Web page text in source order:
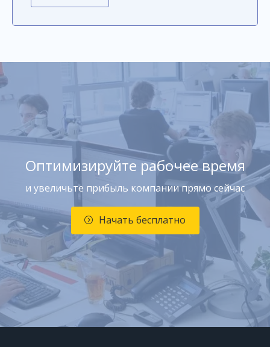
Оптимизируйте рабочее время
и увеличьте прибыль компании прямо сейчас
Начать бесплатно